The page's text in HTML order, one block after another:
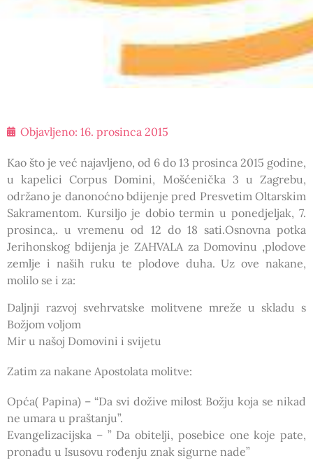
Objavljeno: 16. prosinca 2015
Kao što je već najavljeno, od 6 do 13 prosinca 2015 godine,
u kapelici Corpus Domini, Mošćenička 3 u Zagrebu,
održano je danonoćno bdijenje pred Presvetim Oltarskim
Sakramentom. Kursiljo je dobio termin u ponedjeljak, 7.
prosinca,. u vremenu od 12 do 18 sati.Osnovna potka
Jerihonskog bdijenja je ZAHVALA za Domovinu ,plodove
zemlje i naših ruku te plodove duha. Uz ove nakane,
molilo se i za:
Daljnji razvoj svehrvatske molitvene mreže u skladu s
Božjom voljom
Mir u našoj Domovini i svijetu
Zatim za nakane Apostolata molitve:
Opća( Papina) – “Da svi dožive milost Božju koja se nikad
ne umara u praštanju”.
Evangelizacijska – ” Da obitelji, posebice one koje pate,
pronađu u Isusovu rođenju znak sigurne nade”